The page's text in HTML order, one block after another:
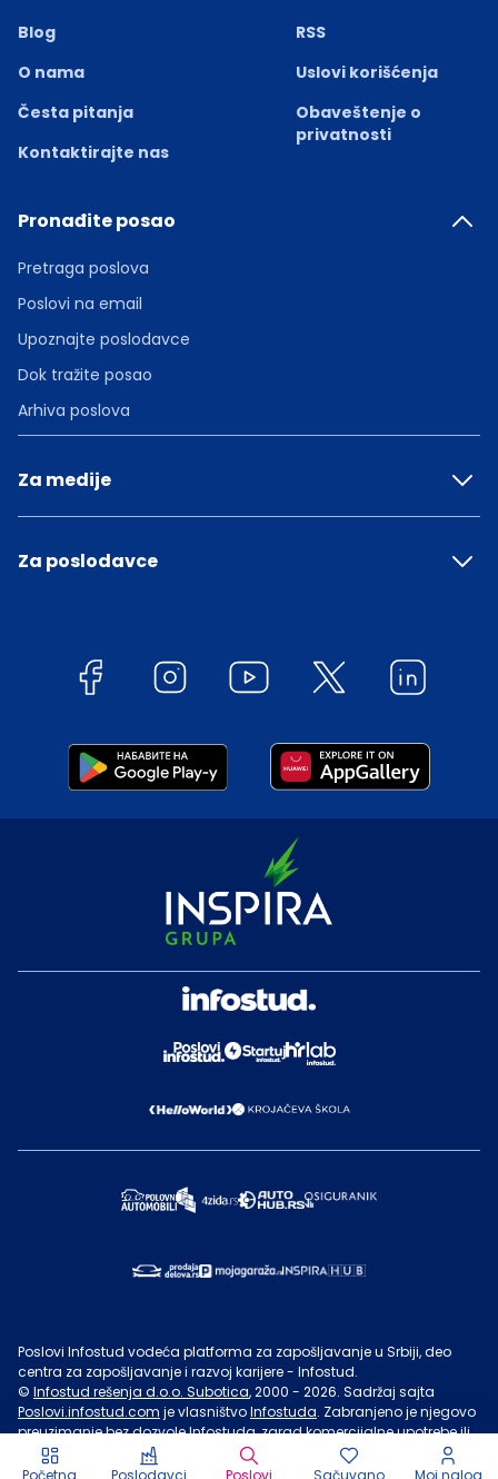
Blog
O nama
Česta pitanja
Kontaktirajte nas
RSS
Uslovi korišćenja
Obaveštenje o
privatnosti
Pronađite posao
Pretraga poslova
Poslovi na email
Upoznajte poslodavce
Dok tražite posao
Arhiva poslova
Za medije
Za poslodavce
Poslovi Infostud vodeća platforma za zapošljavanje u Srbiji, deo
centra za zapošljavanje i razvoj karijere - Infostud.
© Infostud rešenja d.o.o. Subotica, 2000 - 2026. Sadržaj sajta
Poslovi.infostud.com je vlasništvoInfostuda. Zabranjeno je njegovo
preuzimanje bez dozvoleInfostuda, zarad komercijalne upotrebe ili
u druge svrhe, osim za lične potrebe posetilaca sajta.
korišćenja.
Početna Poslodavci Poslovi Sačuvano Moj nalog